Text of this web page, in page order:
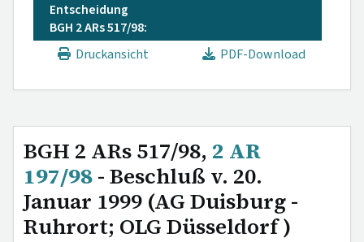
Entscheidung
BGH 2 ARs 517/98:
Druckansicht
PDF-Download
BGH 2 ARs 517/98, 2 AR
197/98- Beschluß v. 20.
Januar 1999 (AG Duisburg -
Ruhrort; OLG Düsseldorf )